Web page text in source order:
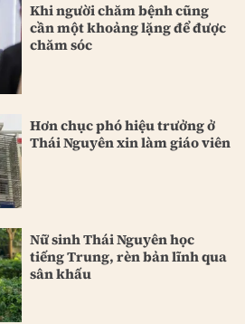
Khi người chăm bệnh cũng
cần một khoảng lặng để được
chăm sóc
Hơn chục phó hiệu trưởng ở
Thái Nguyên xin làm giáo viên
Nữ sinh Thái Nguyên học
tiếng Trung, rèn bản lĩnh qua
sân khấu